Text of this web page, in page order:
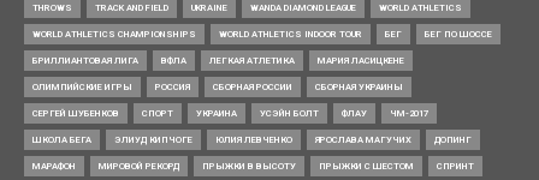
THROWS TRACK AND FIELD UKRAINE WANDA DIAMOND LEAGUE WORLD ATHLETICS
WORLD ATHLETICS CHAMPIONSHIPS WORLD ATHLETICS INDOOR TOUR БЕГ БЕГ ПО ШОССЕ
БРИЛЛИАНТОВАЯ ЛИГА ВФЛА ЛЕГКАЯ АТЛЕТИКА МАРИЯ ЛАСИЦКЕНЕ
ОЛИМПИЙСКИЕ ИГРЫ РОССИЯ СБОРНАЯ РОССИИ СБОРНАЯ УКРАИНЫ
СЕРГЕЙ ШУБЕНКОВ СПОРТ УКРАИНА УСЭЙН БОЛТ ФЛАУ ЧМ-2017
ШКОЛА БЕГА ЭЛИУД КИПЧОГЕ ЮЛИЯ ЛЕВЧЕНКО ЯРОСЛАВА МАГУЧИХ ДОПИНГ
МАРАФОН МИРОВОЙ РЕКОРД ПРЫЖКИ В ВЫСОТУ ПРЫЖКИ С ШЕСТОМ СПРИНТ